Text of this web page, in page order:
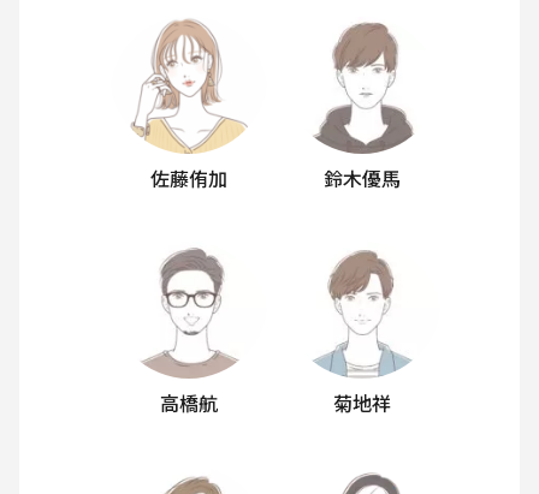
佐藤侑加 鈴木優馬
高橋航 菊地祥